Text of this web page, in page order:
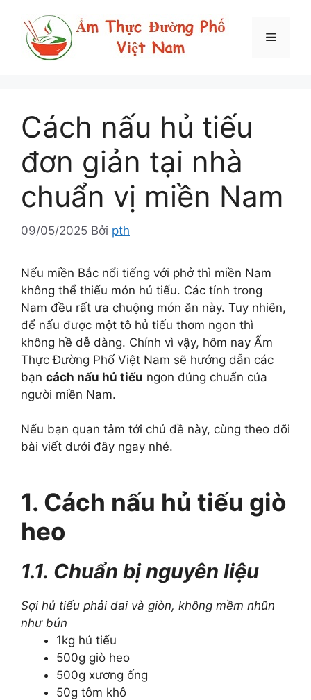
Menu
Cách nấu hủ tiếu
đơn giản tại nhà
chuẩn vị miền Nam
09/05/2025 Bởi pth
Nếu miền Bắc nổi tiếng với phở thì miền Nam
không thể thiếu món hủ tiếu. Các tỉnh trong
Nam đều rất ưa chuộng món ăn này. Tuy nhiên,
để nấu được một tô hủ tiếu thơm ngon thì
không hề dễ dàng. Chính vì vậy, hôm nay Ẩm
Thực Đường Phố Việt Nam sẽ hướng dẫn các
bạn cách nấu hủ tiếu ngon đúng chuẩn của
người miền Nam.
Nếu bạn quan tâm tới chủ đề này, cùng theo dõi
bài viết dưới đây ngay nhé.
1. Cách nấu hủ tiếu giò
heo
1.1. Chuẩn bị nguyên liệu
Sợi hủ tiếu phải dai và giòn, không mềm nhũn
như bún
1kg hủ tiếu
500g giò heo
500g xương ống
50g tôm khô